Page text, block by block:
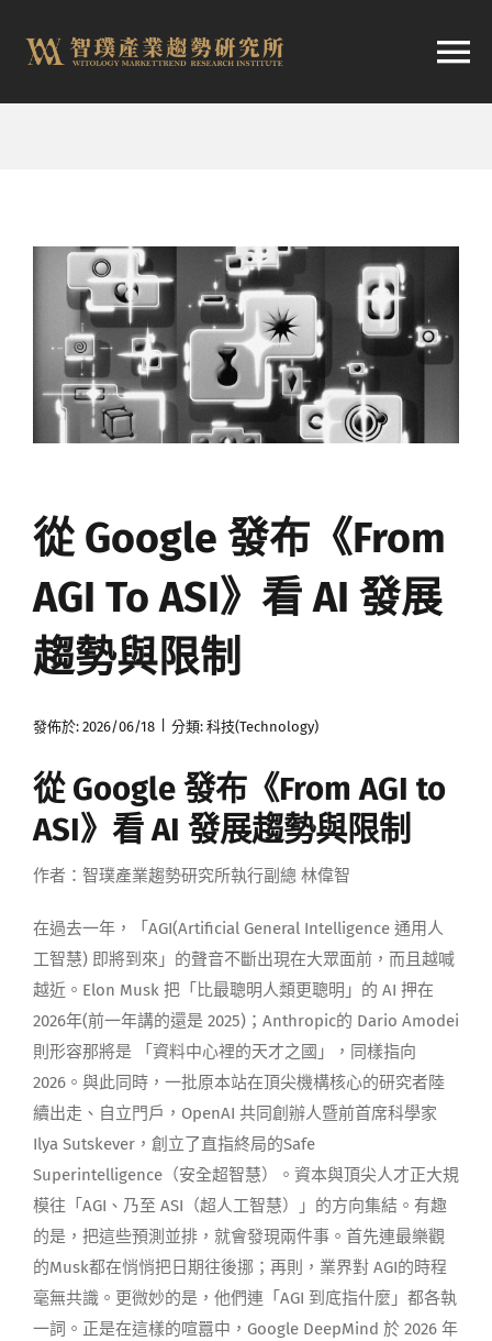
容
市場快訊
產業日報
媒體曝光
會員帳號
中文
從 Google 發布《From
AGI To ASI》看 AI 發展
趨勢與限制
發佈於: 2026/06/18 分類: 科技(Technology)
從 Google 發布《From AGI to
ASI》看 AI 發展趨勢與限制
作者：智璞產業趨勢研究所執行副總 林偉智
在過去一年，「AGI(Artificial General Intelligence 通用人
工智慧) 即將到來」的聲音不斷出現在大眾面前，而且越喊
越近。Elon Musk 把「比最聰明人類更聰明」的 AI 押在
2026年(前一年講的還是 2025)；Anthropic的 Dario Amodei
則形容那將是 「資料中心裡的天才之國」，同樣指向
2026。與此同時，一批原本站在頂尖機構核心的研究者陸
續出走、自立門戶，OpenAI 共同創辦人暨前首席科學家
Ilya Sutskever，創立了直指終局的Safe
Superintelligence（安全超智慧）。資本與頂尖人才正大規
模往「AGI、乃至 ASI（超人工智慧）」的方向集結。有趣
的是，把這些預測並排，就會發現兩件事。首先連最樂觀
的Musk都在悄悄把日期往後挪；再則，業界對 AGI的時程
毫無共識。更微妙的是，他們連「AGI 到底指什麼」都各執
一詞。正是在這樣的喧囂中，Google DeepMind 於 2026 年